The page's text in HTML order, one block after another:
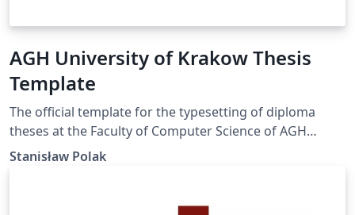
AGH University of Krakow Thesis
Template
The official template for the typesetting of diploma
theses at the Faculty of Computer Science of AGH
University of Krakow.
Stanisław Polak